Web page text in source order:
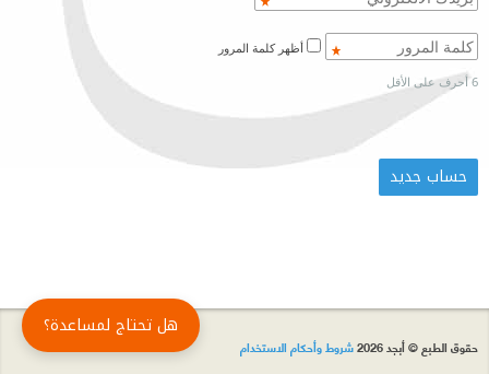
6 أحرف على الأقل
حقوق الطبع © أبجد 2026 شروط وأحكام الاستخدام
هل تحتاج لمساعدة؟